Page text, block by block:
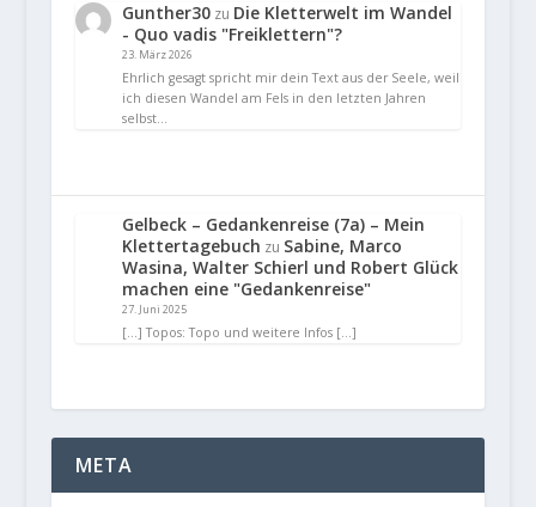
Gunther30zu Die Kletterwelt im Wandel
- Quo vadis "Freiklettern"?
23. März 2026
Ehrlich gesagt spricht mir dein Text aus der Seele, weil
ich diesen Wandel am Fels in den letzten Jahren
selbst…
Gelbeck – Gedankenreise (7a) – Mein
Klettertagebuch zu Sabine, Marco
Wasina, Walter Schierl und Robert Glück
machen eine "Gedankenreise"
27. Juni 2025
[…] Topos: Topo und weitere Infos […]
META